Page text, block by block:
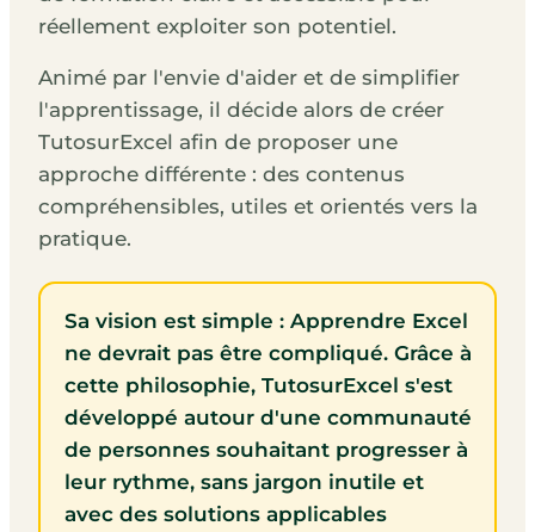
réellement exploiter son potentiel.
Animé par l'envie d'aider et de simplifier
l'apprentissage, il décide alors de créer
TutosurExcel afin de proposer une
approche différente : des contenus
compréhensibles, utiles et orientés vers la
pratique.
Sa vision est simple : Apprendre Excel
ne devrait pas être compliqué. Grâce à
cette philosophie, TutosurExcel s'est
développé autour d'une communauté
de personnes souhaitant progresser à
leur rythme, sans jargon inutile et
avec des solutions applicables